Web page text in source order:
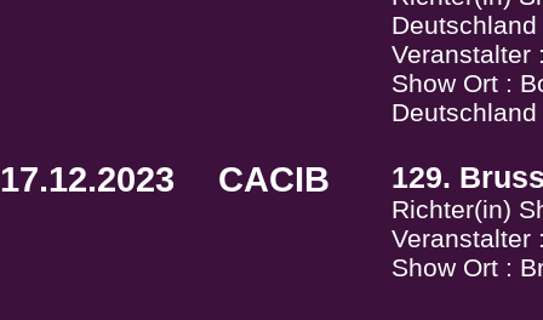
Deutschland
Veranstalter
Show Ort :
Deutschland
17.12.2023 CACIB 129.
Richter(in)
Veranstalter
Show Ort :